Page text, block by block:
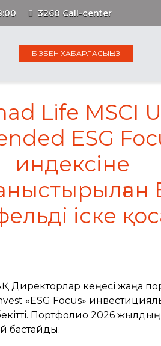
3260 Call-center
БІЗБЕН ХАБАРЛАСЫҢЫЗ
Life MSCI
ESG
индексіне
іске
Директорлар кеңесі жаңа
«ESG Focus»
Портфолио 2026 жылдың
бастайды.